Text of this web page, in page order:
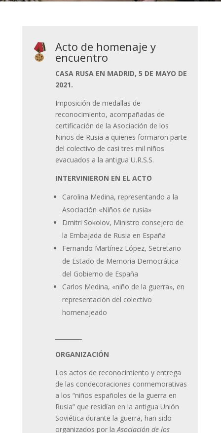
Acto de homenaje y
encuentro
CASA RUSA EN MADRID, 5 DE MAYO DE
2021.
Imposición de medallas de
reconocimiento, acompañadas de
certificación de la Asociación de los
Niños de Rusia a quienes formaron parte
del colectivo de casi tres mil niños
evacuados a la antigua U.R.S.S.
INTERVINIERON EN EL ACTO
Carolina Medina, representando a la
Asociación «Niños de rusia»
Dmitri Sokolov, Ministro consejero de
la Embajada de Rusia en España
Fernando Martínez López, Secretario
de Estado de Memoria Democrática
del Gobierno de España
Carlos Medina, «niño de la guerra», en
representación del colectivo
homenajeado
ORGANIZACIÓN
Los actos de reconocimiento y entrega
de las condecoraciones conmemorativas
a los “niños españoles de la guerra en
Rusia” que residían en la antigua Unión
Soviética durante la guerra, han sido
organizados por laAsociación de los